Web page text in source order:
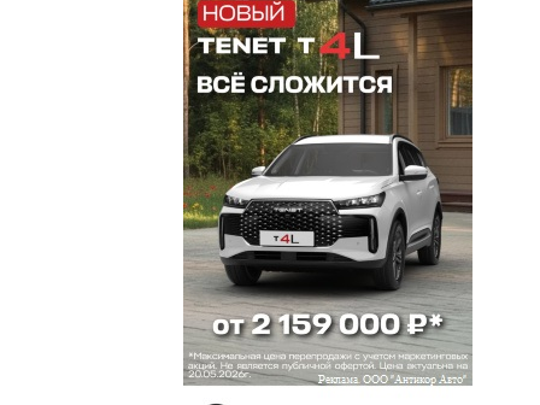
бывалый 20 сентября 2018 в 22:10:
Будылина старинная подружка Фадиной, а
крышует ее городская прокуратура. Все понятно.
20 сентября 2018 в 22:00:
Сейчас прилетит второй иск, о возмещение
убытка по среднему фин.показателю с начала 18
года, оплата юридических услуг. ДИО всякими
правдами и не правдами будет затягивать
процессы, так как в суды ходить некому, один
студент в кабинете сидит, «экспериментатор»
всех убрал. Дело будет громкое.
наблюдатель 20 сентября 2018 в 21:37: